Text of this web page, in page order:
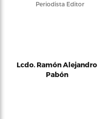
Periodista Editor
Lcdo. Ramón Alejandro
Pabón